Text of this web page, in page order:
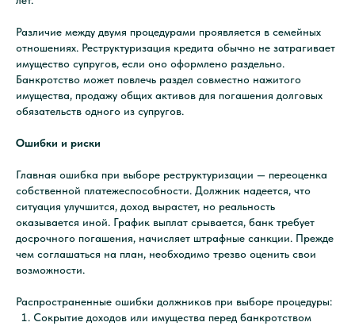
Различие между двумя процедурами проявляется в семейных
отношениях. Реструктуризация кредита обычно не затрагивает
имущество супругов, если оно оформлено раздельно.
Банкротство может повлечь раздел совместно нажитого
имущества, продажу общих активов для погашения долговых
обязательств одного из супругов.
Ошибки и риски
Главная ошибка при выборе реструктуризации — переоценка
собственной платежеспособности. Должник надеется, что
ситуация улучшится, доход вырастет, но реальность
оказывается иной. График выплат срывается, банк требует
досрочного погашения, начисляет штрафные санкции. Прежде
чем соглашаться на план, необходимо трезво оценить свои
возможности.
Распространенные ошибки должников при выборе процедуры:
Сокрытие доходов или имущества перед банкротством
-пора